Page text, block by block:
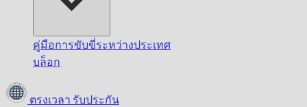
คู่มือการขับขี่ระหว่างประเทศ
บล็อก
ตรงเวลา รับประกัน